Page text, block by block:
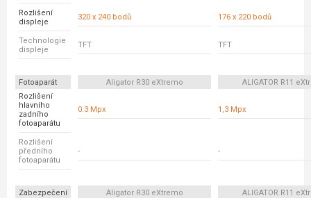
Rozlišení
displeje
320 x 240 bodů 176 x 220 bodů
Technologie
displeje
TFT TFT
Fotoaparát Aligator R30 eXtremo
ALIGATOR R11
Rozlišení
hlavního
zadního
fotoaparátu
0.3 Mpx 1,3 Mpx
Rozlišení
předního
fotoaparátu
- -
Zabezpečení Aligator R30 eXtremo
ALIGATOR R11